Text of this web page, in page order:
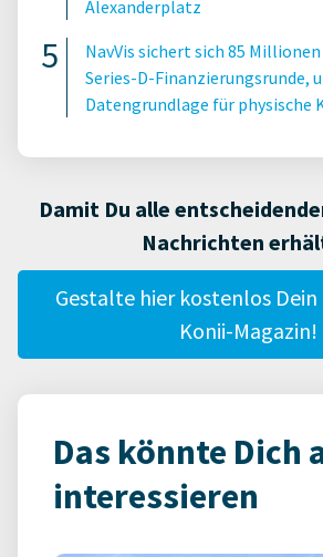
Alexanderplatz
NavVis sichert sich 85
Series-D-Finanzierungsrunde,
Datengrundlage für physische
Damit Du alle
Nachrichten
Gestalte hier kostenlos
Konii-Magazin!
Das könnte Dich
interessieren